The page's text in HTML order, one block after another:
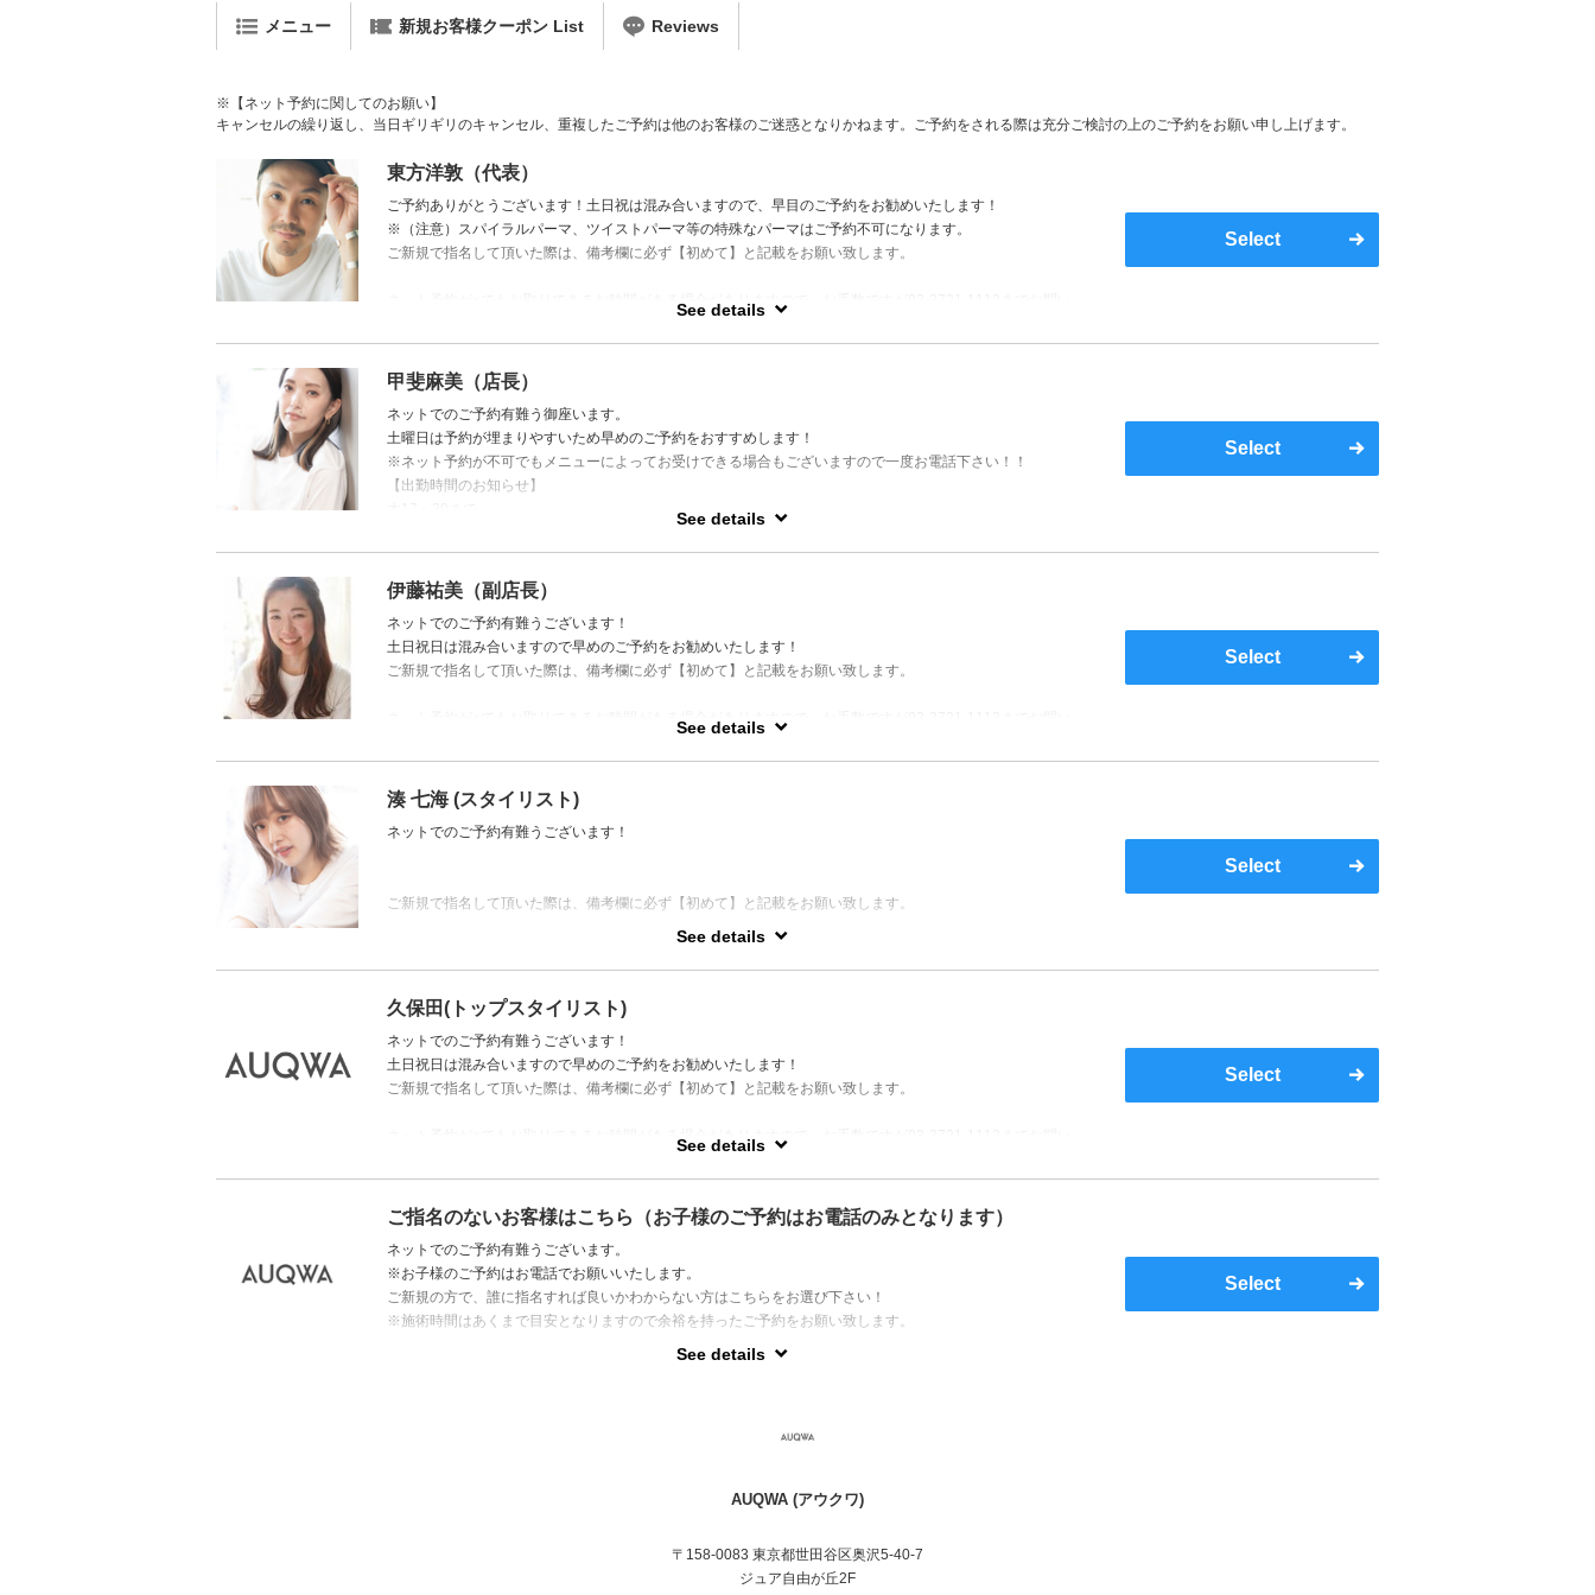
メニュー 新規お客様クーポン List Reviews
※【ネット予約に関してのお願い】
キャンセルの繰り返し、当日ギリギリのキャンセル、重複したご予約は他のお客様のご迷惑となりかねます。ご予約をされる際は充分ご検討の上のご予約をお願い申し上げます。
東方洋敦（代表）
ご予約ありがとうございます！土日祝は混み合いますので、早目のご予約をお勧めいたします！
※（注意）スパイラルパーマ、ツイストパーマ等の特殊なパーマはご予約不可になります。
ご新規で指名して頂いた際は、備考欄に必ず【初めて】と記載をお願い致します。
ネット予約が×でもお取りできるお時間がある場合がありますので、お手数ですが03-3721-1112までお問い
See details
Select
甲斐麻美（店長）
ネットでのご予約有難う御座います。
土曜日は予約が埋まりやすいため早めのご予約をおすすめします！
※ネット予約が不可でもメニューによってお受けできる場合もございますので一度お電話下さい！！
【出勤時間のお知らせ】
土17：30まで
※新規のお客様のご予約は停止しております。
恐れ入りますが別の担当者をご指名ください。
See details
Select
伊藤祐美（副店長）
ネットでのご予約有難うございます！
土日祝日は混み合いますので早めのご予約をお勧めいたします！
ご新規で指名して頂いた際は、備考欄に必ず【初めて】と記載をお願い致します。
ネット予約が×でもお取りできるお時間がある場合がありますので、お手数ですが03-3721-1112までお問い
See details
Select
湊 七海 (スタイリスト)
ネットでのご予約有難うございます！
ご新規で指名して頂いた際は、備考欄に必ず【初めて】と記載をお願い致します。
合わせ下さい。
See details
Select
久保田(トップスタイリスト)
ネットでのご予約有難うございます！
土日祝日は混み合いますので早めのご予約をお勧めいたします！
ご新規で指名して頂いた際は、備考欄に必ず【初めて】と記載をお願い致します。
ネット予約が×でもお取りできるお時間がある場合がありますので、お手数ですが03-3721-1112までお問い
ヘッドスパ、デジタルパーマのご予約のご指名も受付けておりません。
See details
Select
ご指名のないお客様はこちら（お子様のご予約はお電話のみとなります）
ネットでのご予約有難うございます。
※お子様のご予約はお電話でお願いいたします。
ご新規の方で、誰に指名すれば良いかわからない方はこちらをお選び下さい！
※施術時間はあくまで目安となりますので余裕を持ったご予約をお願い致します。
See details
Select
AUQWA (アウクワ)
〒158-0083 東京都世田谷区奥沢5-40-7
ジュア自由が丘2F